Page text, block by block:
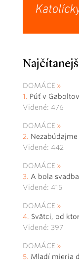
DOMÁCE
Púť v
Videné: 476
DOMÁCE
Videné: 442
DOMÁCE
A bola svadba
Videné: 415
DOMÁCE
Svätci, od
Videné: 397
DOMÁCE
Mladí mieria